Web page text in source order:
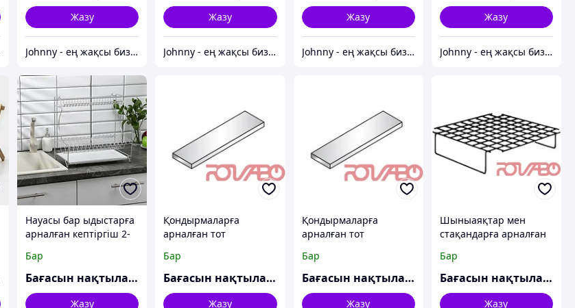
Жазу
Johnny - ең жақсы бизнес-серіктес
Жазу
Johnny - ең жақсы бизнес-серіктес
Жазу
Johnny - ең жақсы бизнес-серіктес
Жазу
Johnny - ең жақсы бизнес-серіктес
Науасы бар ыдыстарға
арналған кептіргіш 2-
қабырғаға
орнатылатын,
39,5×25×38 см, хром
Бар
Бағасын нақтылаңыз
Жазу
Қондырмаларға
арналған тот
жасалған сөре l 1500
мм, SELF 700
Бар
Бағасын нақтылаңыз
Жазу
Қондырмаларға
арналған тот
жасалған сөре l 1200
мм, SELF 700
Бар
Бағасын нақтылаңыз
Жазу
Шыныаяқтар мен
стақандарға арналған
торы, 450х450 мм
Бар
Бағасын нақтылаңыз
Жазу